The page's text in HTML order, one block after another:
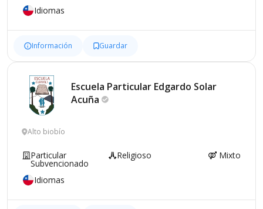
Idiomas
Información Guardar
Escuela Particular Edgardo Solar
Acuña
Alto biobío
Particular
Subvencionado
Religioso Mixto
Idiomas